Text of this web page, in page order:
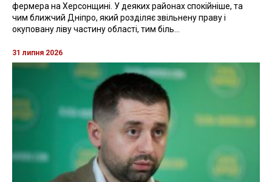
фермера на Херсонщині. У деяких районах спокійніше, та
чим ближчий Дніпро, який розділяє звільнену праву і
окуповану ліву частину області, тим біль...
31 липня 2026